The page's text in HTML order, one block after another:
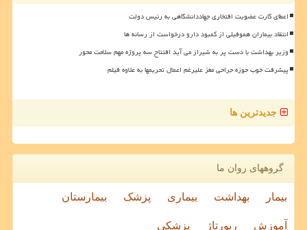
اعطای کارت عضویت افتخاری جهاددانشگاهی به رئیس دولت
انتقاد بیماران هموفیلی از کمبود دارو درخواست از رسانه ها
وزیر بهداشت با دست پر به شیراز می آید افتتاح سه پروژه مهم سلامت محور
پیشرفت خوب حوزه جراحی مغز علیرغم اعمال تحریمها به علاوه فیلم
جدیدترین ها
گروههای روان ما
بیمار بهداشت بیماری پزشک بیمارستان
آموزش رپورتاژ پزشکی